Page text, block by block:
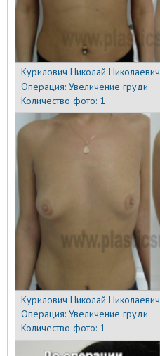
Курилович Николай Николаевич
Операция:Увеличение груди
Количество фото: 1
Курилович Николай Николаевич
Операция:Увеличение груди
Количество фото: 1